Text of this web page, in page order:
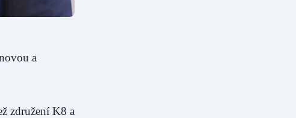
a
združení K8 a